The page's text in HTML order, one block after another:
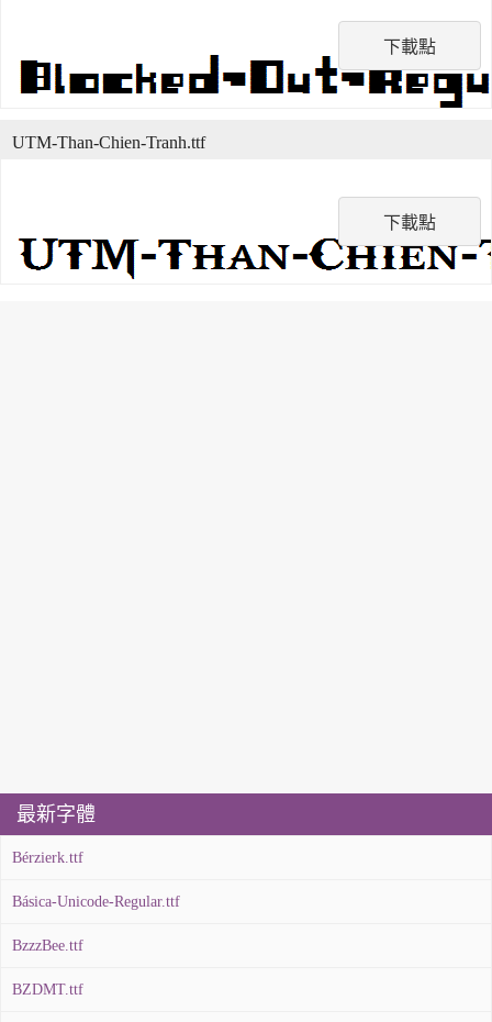
下載點
下載點
UTM-Than-Chien-Tranh.ttf
最新字體
Bérzierk.ttf
Básica-Unicode-Regular.ttf
BzzzBee.ttf
BZDMT.ttf